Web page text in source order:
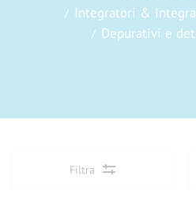
Integratori &
Depurativi e
Filtra